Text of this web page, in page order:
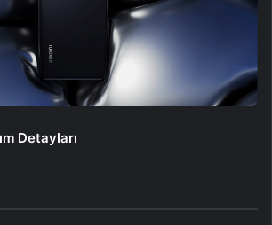
Detayları